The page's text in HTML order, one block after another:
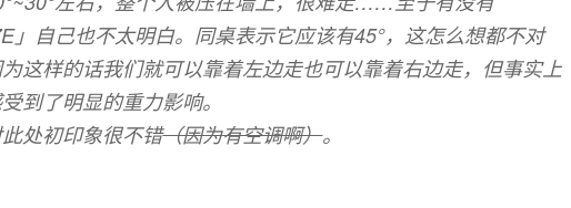
」自己也不太明白。同桌表示它应该有45°，这怎么想都不对
这样的话我们就可以靠着左边走也可以靠着右边走，但事实上
到了明显的重力影响。
处初印象很不错（因为有空调啊）。